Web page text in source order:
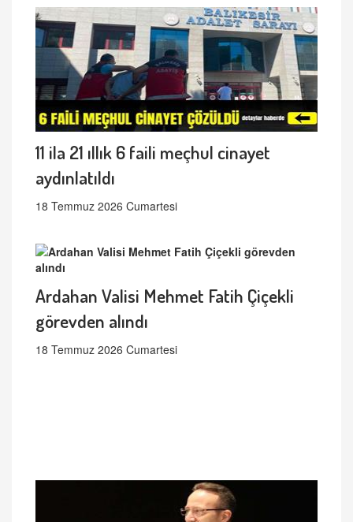
11 ila 21 ıllık 6 faili meçhul cinayet
aydınlatıldı
18 Temmuz 2026 Cumartesi
Ardahan Valisi Mehmet Fatih Çiçekli
görevden alındı
18 Temmuz 2026 Cumartesi